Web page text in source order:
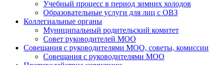
Учебный процесс в период зимних холодов
Образовательные услуги для лиц с ОВЗ
Коллегиальные органы
Муниципальный родительский комитет
Совет руководителей МОО
Совещания с руководителями МОО, советы, комиссии
Совещания с руководителями МОО